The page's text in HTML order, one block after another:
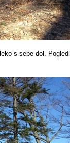
s sebe dol. Pogledi